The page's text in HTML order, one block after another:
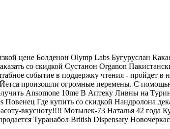
цене Болденон Olymp Labs Бугуруслан
со скидкой Сустанон Organon
событие в поддержку чтения - пройдет в
произошли огромные перемены. С
Ansomone 10me В Аптеку Ливны на
Повенец Где купить со скидкой Нандролона
вкусноту!!!! Мотылек-73 Наталья 42 года
Туранабол British Dispensary